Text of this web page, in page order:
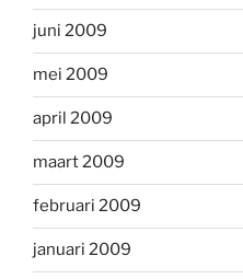
juni 2009
mei 2009
april 2009
maart 2009
februari 2009
januari 2009